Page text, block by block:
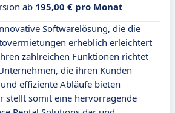
ab 195,00 € pro Monat
Softwarelösung, die die
erheblich erleichtert
zahlreichen Funktionen richtet
die ihren Kunden
effiziente Abläufe bieten
stellt somit eine hervorragende